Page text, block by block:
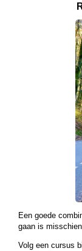
Een goede
gaan is
Volg een cursus